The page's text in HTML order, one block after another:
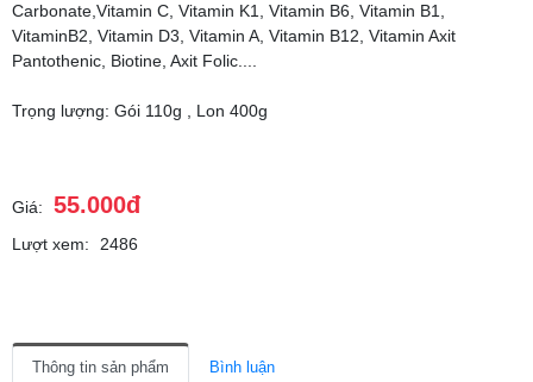
Carbonate,Vitamin C, Vitamin K1, Vitamin B6, Vitamin B1,
VitaminB2, Vitamin D3, Vitamin A, Vitamin B12, Vitamin Axit
Pantothenic, Biotine, Axit Folic....
Trọng lượng: Gói 110g , Lon 400g
Giá: 55.000đ
Lượt xem: 2486
Thông tin sản phẩm Bình luận